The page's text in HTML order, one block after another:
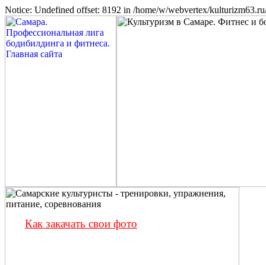
Notice: Undefined offset: 8192 in /home/w/webvertex/
Как закачать свои фото